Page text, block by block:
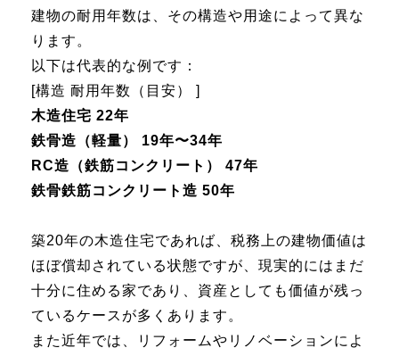
建物の耐用年数は、その構造や用途によって異な
ります。
以下は代表的な例です：
[構造 耐用年数（目安） ]
木造住宅 22年
鉄骨造（軽量） 19年〜34年
RC造（鉄筋コンクリート） 47年
鉄骨鉄筋コンクリート造 50年
築20年の木造住宅であれば、税務上の建物価値は
ほぼ償却されている状態ですが、現実的にはまだ
十分に住める家であり、資産としても価値が残っ
ているケースが多くあります。
また近年では、リフォームやリノベーションによ